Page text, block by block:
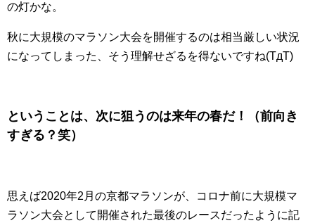
の灯かな。
秋に大規模のマラソン大会を開催するのは相当厳しい状況
になってしまった、そう理解せざるを得ないですね(TдT)
ということは、次に狙うのは来年の春だ！（前向き
すぎる？笑）
思えば2020年2月の京都マラソンが、コロナ前に大規模マ
ラソン大会として開催された最後のレースだったように記